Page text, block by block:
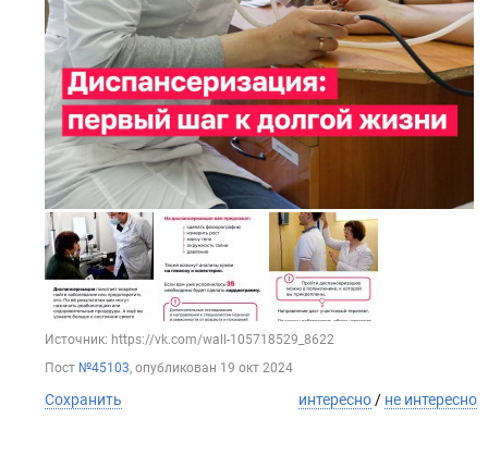
Источник: https://vk.com/wall-105718529_8622
Пост №45103, опубликован 19 окт 2024
Сохранить интересно/ не интересно